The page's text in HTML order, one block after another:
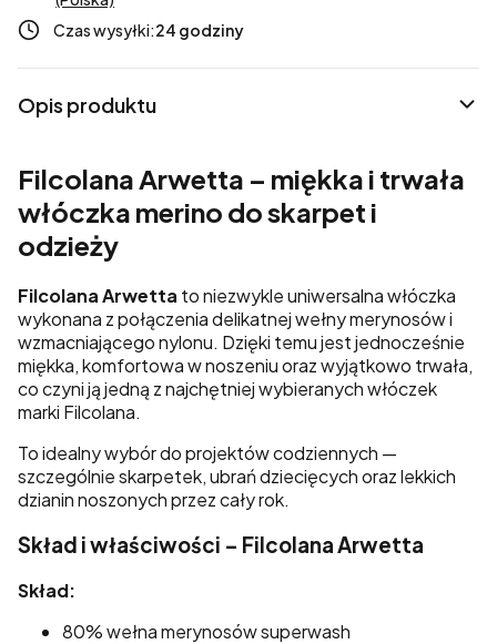
Czas wysyłki:24 godziny
Opis produktu
Filcolana Arwetta – miękka i trwała
włóczka merino do skarpet i
odzieży
Filcolana Arwetta to niezwykle uniwersalna włóczka
wykonana z połączenia delikatnej wełny merynosów i
wzmacniającego nylonu. Dzięki temu jest jednocześnie
miękka, komfortowa w noszeniu oraz wyjątkowo trwała,
co czyni ją jedną z najchętniej wybieranych włóczek
marki Filcolana.
To idealny wybór do projektów codziennych —
szczególnie skarpetek, ubrań dziecięcych oraz lekkich
dzianin noszonych przez cały rok.
Skład i właściwości – Filcolana Arwetta
Skład:
80% wełna merynosów superwash